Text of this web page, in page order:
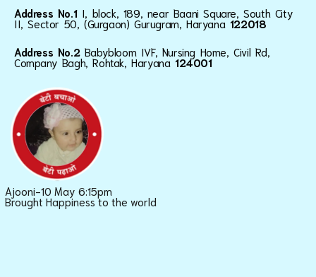
Address No.1 I, block, 189, near Baani Square, South City
II, Sector 50, (Gurgaon) Gurugram, Haryana 122018
Address No.2 Babybloom IVF, Nursing Home, Civil Rd,
Company Bagh, Rohtak, Haryana124001
Ajooni-10 May 6:15pm
Brought Happiness to the world